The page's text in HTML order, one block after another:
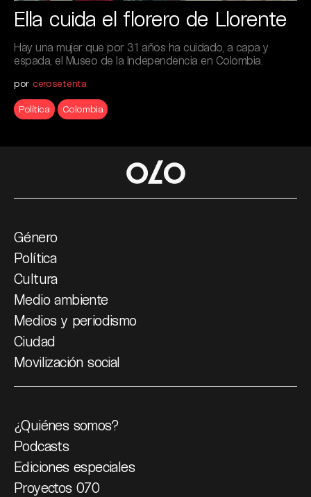
Ella cuida el florero de Llorente
Hay una mujer que por 31 años ha cuidado, a capa y
espada, el Museo de la Independencia en Colombia.
por cerosetenta
Política Colombia
Género
Política
Cultura
Medio ambiente
Medios y periodismo
Ciudad
Movilización social
¿Quiénes somos?
Podcasts
Ediciones especiales
Proyectos 070